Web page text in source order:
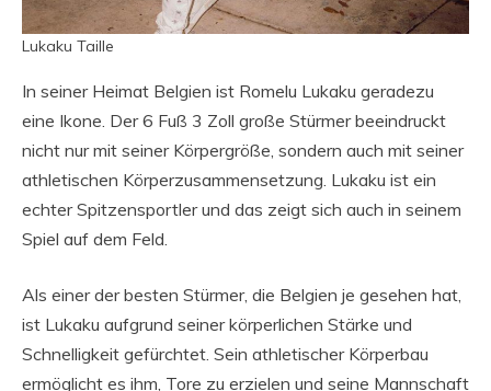
Lukaku Taille
In seiner Heimat Belgien ist Romelu Lukaku geradezu
eine Ikone. Der 6 Fuß 3 Zoll große Stürmer beeindruckt
nicht nur mit seiner Körpergröße, sondern auch mit seiner
athletischen Körperzusammensetzung. Lukaku ist ein
echter Spitzensportler und das zeigt sich auch in seinem
Spiel auf dem Feld.
Als einer der besten Stürmer, die Belgien je gesehen hat,
ist Lukaku aufgrund seiner körperlichen Stärke und
Schnelligkeit gefürchtet. Sein athletischer Körperbau
ermöglicht es ihm, Tore zu erzielen und seine Mannschaft